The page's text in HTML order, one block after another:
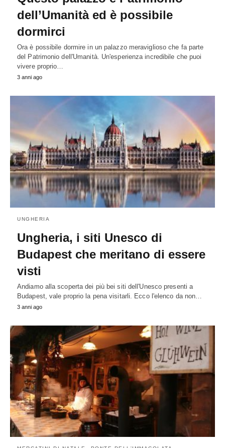
dell’Umanità ed è possibile
dormirci
Ora è possibile dormire in un palazzo meraviglioso che fa parte
del Patrimonio dell'Umanità. Un'esperienza incredibile che puoi
vivere proprio…
3 anni ago
UNGHERIA
Ungheria, i siti Unesco di
Budapest che meritano di essere
visti
Andiamo alla scoperta dei più bei siti dell'Unesco presenti a
Budapest, vale proprio la pena visitarli. Ecco l'elenco da non…
3 anni ago